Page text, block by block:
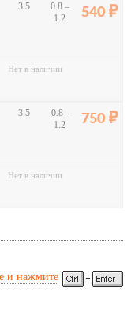
3.5
0.8 –
1.2
540
Нет в наличии
3.5
0.8 -
1.2
750
Нет в наличии
и нажмите